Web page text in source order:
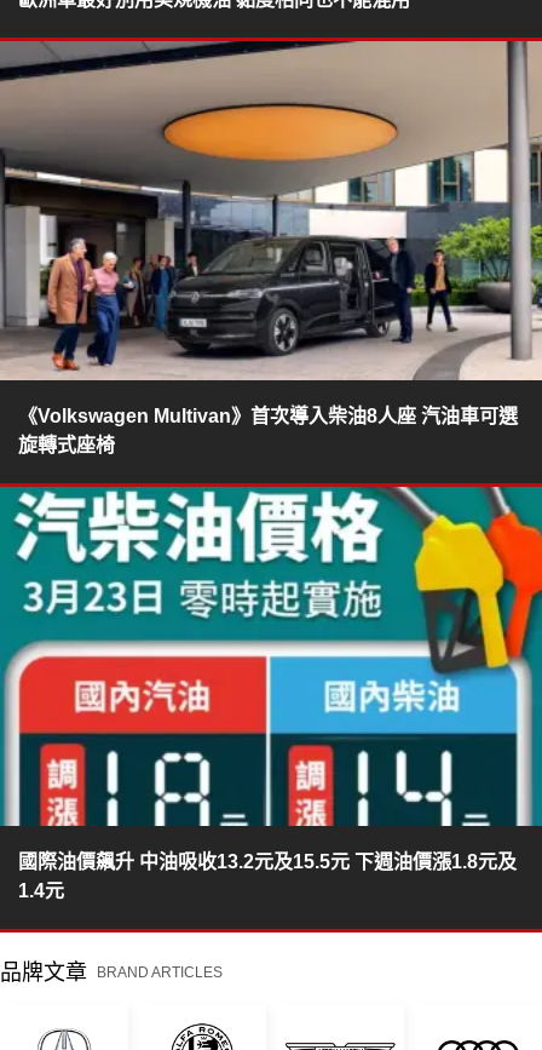
《Volkswagen Multivan》首次導入柴油8人座 汽油車可選
旋轉式座椅
國際油價飆升 中油吸收13.2元及15.5元 下週油價漲1.8元及
1.4元
品牌文章 BRAND ARTICLES